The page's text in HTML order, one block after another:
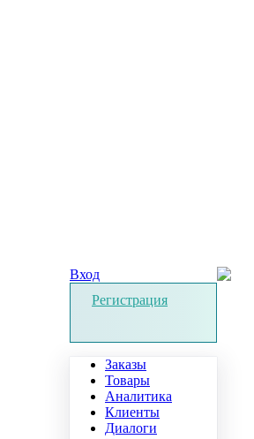
Вход
Регистрация
Заказы
Товары
Аналитика
Клиенты
Диалоги